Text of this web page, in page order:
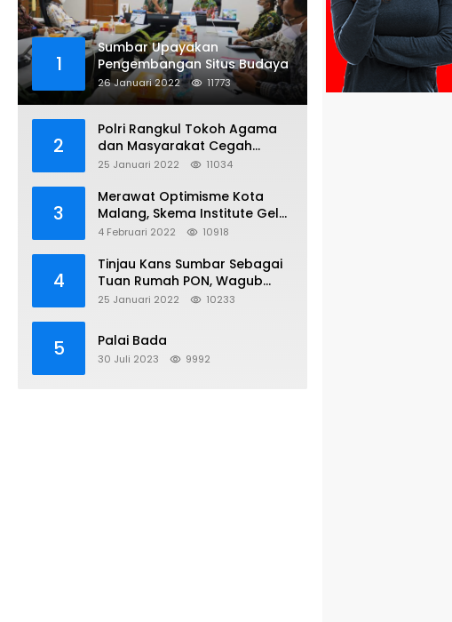
1
Sumbar Upayakan
Pengembangan Situs Budaya
26 Januari 2022 11773
2
Polri Rangkul Tokoh Agama
dan Masyarakat Cegah
Bentrok Susulan di Sorong
25 Januari 2022 11034
3
Merawat Optimisme Kota
Malang, Skema Institute Gelar
Diskusi Kolaboratif
4 Februari 2022 10918
4
Tinjau Kans Sumbar Sebagai
Tuan Rumah PON, Wagub
Sambangi KONI Pusat
25 Januari 2022 10233
5 Palai Bada
30 Juli 2023 9992